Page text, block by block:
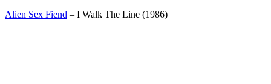
Alien Sex Fiend – I Walk The Line (1986)